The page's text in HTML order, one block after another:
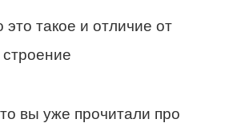
вы уже прочитали про